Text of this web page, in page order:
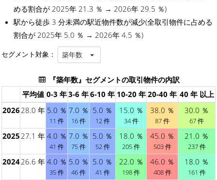
める割合が 2025年 21.3 ％ → 2026年 29.5 ％)
駅から徒歩 3 分未満の駅近物件数が減少(全取引物件に占める
割合が 2025年 5.0 ％ → 2026年 4.5 ％)
セグメント対象： 築年数
『築年数』セグメントの取引物件の内訳
平均値 0-3 年3-6 年6-10 年 10-20 年 20-40 年 40 年 以上
202628.0 年 5.0 ％
11 件
7.0 ％
16 件
5.0 ％
12 件
15.0 ％
34 件
38.0 ％
87 件
30.0 ％
67 件
202527.1 年 4.0 ％
41 件
7.0 ％
75 件
5.0 ％
52 件
18.0 ％
205 件
45.0 ％
503 件
21.0 ％
237 件
202426.6 年 4.0 ％
35 件
5.0 ％
46 件
5.0 ％
41 件
22.0 ％
198 件
46.0 ％
408 件
18.0 ％
161 件